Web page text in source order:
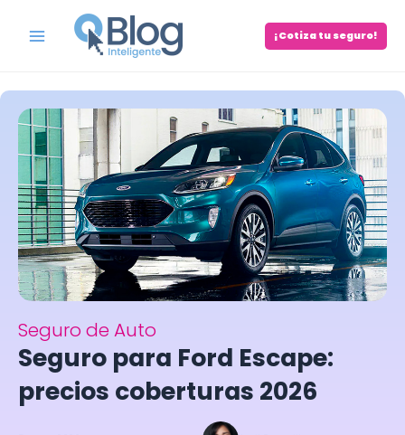
Menu
¡Cotiza tu seguro!
Seguro de Auto
Seguro para Ford Escape:
precios coberturas 2026